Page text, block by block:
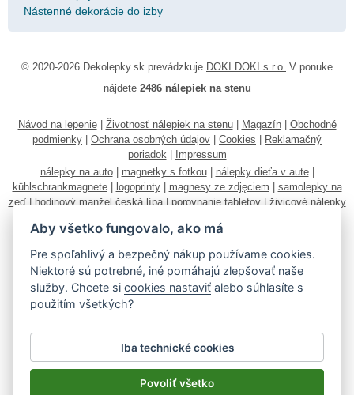
Nástenné dekorácie do izby
© 2020-2026 Dekolepky.sk prevádzkuje DOKI DOKI s.r.o. V ponuke
nájdete 2486 nálepiek na stenu
Návod na lepenie| Životnosť nálepiek na stenu| Magazín| Obchodné
podmienky
Ochrana osobných údajov Cookies
Reklamačný
poriadok|
Impressum
nálepky na auto| magnetky s fotkou| nálepky dieťa v aute|
kühlschrankmagnete| logoprinty| magnesy ze zdjęciem
samolepky na
zeď| hodinový manžel česká lípa| porovnanie tabletov| živicové nálepky
Podľa zákona o evidencii tržieb je predávajúci povinný vystaviť
kupujúcemu účtenku.
Aby všetko fungovalo, ako má
Pre spoľahlivý a bezpečný nákup používame cookies.
Niektoré sú potrebné, iné pomáhajú zlepšovať naše
služby. Chcete sicookies nastaviť alebo súhlasíte s
použitím všetkých?
Iba technické cookies
Povoliť všetko